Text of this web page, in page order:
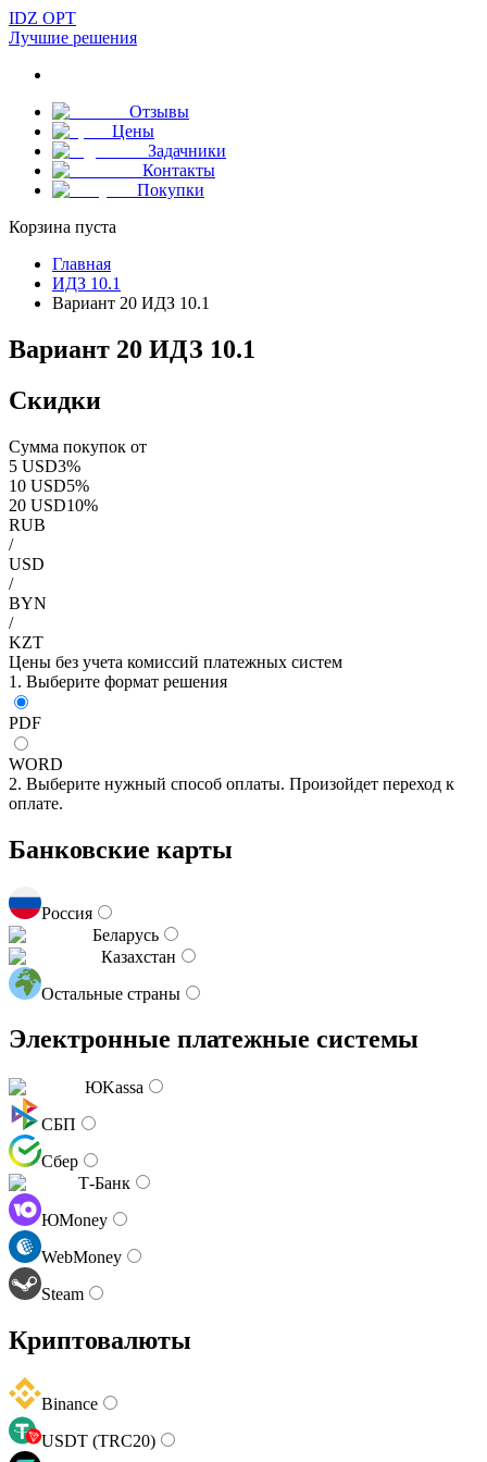
IDZ OPT
Лучшие решения
Отзывы
Цены
Задачники
Контакты
Покупки
Корзина пуста
Главная
ИДЗ 10.1
Вариант 20 ИДЗ 10.1
Вариант 20 ИДЗ 10.1
Скидки
Сумма покупок от
5 USD3%
10 USD5%
20 USD10%
RUB
/
USD
/
BYN
/
KZT
Цены без учета комиссий платежных систем
1. Выберите формат решения
PDF
WORD
2. Выберите нужный способ оплаты. Произойдет переход к
оплате.
Банковские карты
Россия
Беларусь
Казахстан
Остальные страны
Электронные платежные системы
ЮKassa
СБП
Сбер
Т-Банк
ЮMoney
WebMoney
Steam
Криптовалюты
Binance
USDT (TRC20)